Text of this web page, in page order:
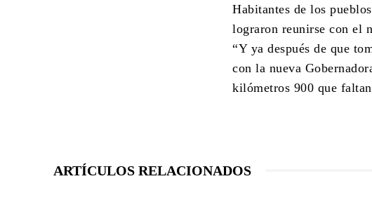
Habitantes de los
lograron reunirse con el
“Y ya después de que
con la nueva
kilómetros 900 que
ARTÍCULOS RELACIONADOS